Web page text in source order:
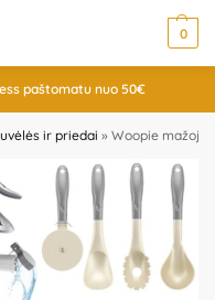
0
paštomatu nuo 50€
ir priedai » Woopie mažojo